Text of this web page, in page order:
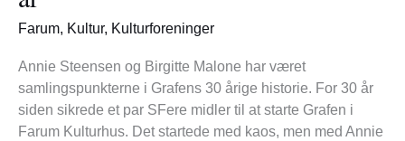
Farum, Kultur, Kulturforeninger
Annie Steensen og Birgitte Malone har været
samlingspunkterne i Grafens 30 årige historie. For 30 år
siden sikrede et par SFere midler til at starte Grafen i
Farum Kulturhus. Det startede med kaos, men med Annie
i
år